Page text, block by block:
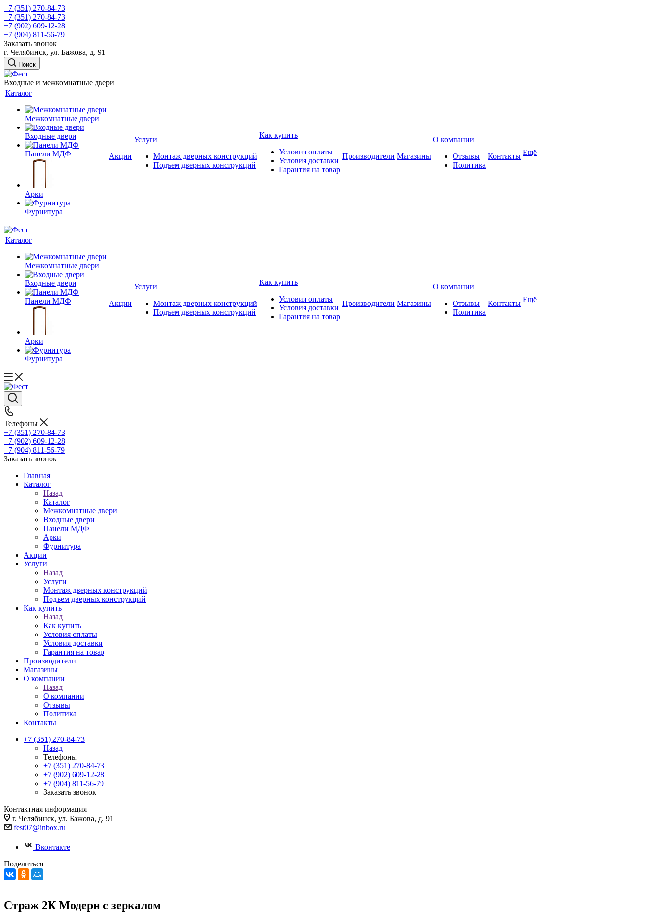
+7 (351) 270-84-73
+7 (351) 270-84-73
+7 (902) 609-12-28
+7 (904) 811-56-79
Заказать звонок
г. Челябинск, ул. Бажова, д. 91
Поиск
Входные и межкомнатные двери
Каталог
Межкомнатные двери
Входные двери
Панели МДФ
Арки
Фурнитура
Акции
Услуги
Монтаж дверных конструкций
Подъем дверных конструкций
Как купить
Условия оплаты
Условия доставки
Гарантия на товар
Производители Магазины
О компании
Отзывы
Политика
Контакты Ещё
Каталог
Межкомнатные двери
Входные двери
Панели МДФ
Арки
Фурнитура
Акции
Услуги
Монтаж дверных конструкций
Подъем дверных конструкций
Как купить
Условия оплаты
Условия доставки
Гарантия на товар
Производители Магазины
О компании
Отзывы
Политика
Контакты Ещё
Телефоны
+7 (351) 270-84-73
+7 (902) 609-12-28
+7 (904) 811-56-79
Заказать звонок
Главная
Каталог
Назад
Каталог
Межкомнатные двери
Входные двери
Панели МДФ
Арки
Фурнитура
Акции
Услуги
Назад
Услуги
Монтаж дверных конструкций
Подъем дверных конструкций
Как купить
Назад
Как купить
Условия оплаты
Условия доставки
Гарантия на товар
Производители
Магазины
О компании
Назад
О компании
Отзывы
Политика
Контакты
+7 (351) 270-84-73
Назад
Телефоны
+7 (351) 270-84-73
+7 (902) 609-12-28
+7 (904) 811-56-79
Заказать звонок
Контактная информация
г. Челябинск, ул. Бажова, д. 91
fest07@inbox.ru
Вконтакте
Поделиться
Страж 2К Модерн с зеркалом